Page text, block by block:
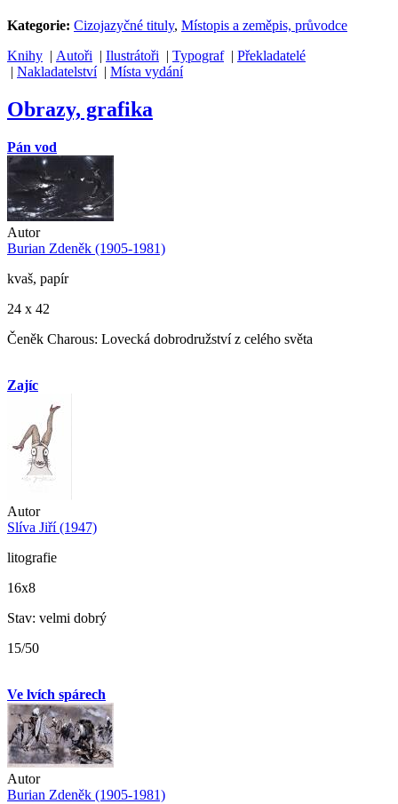
Kategorie: Cizojazyčné tituly, Místopis a zeměpis, průvodce
Knihy | Autoři | Ilustrátoři | Typograf| Překladatelé
| Nakladatelství| Místa vydání
Obrazy, grafika
Pán vod
Autor
Burian Zdeněk (1905-1981)
kvaš, papír
24 x 42
Čeněk Charous: Lovecká dobrodružství z celého světa
Zajíc
Autor
Slíva Jiří (1947)
litografie
16x8
Stav: velmi dobrý
15/50
Ve lvích spárech
Autor
Burian Zdeněk (1905-1981)